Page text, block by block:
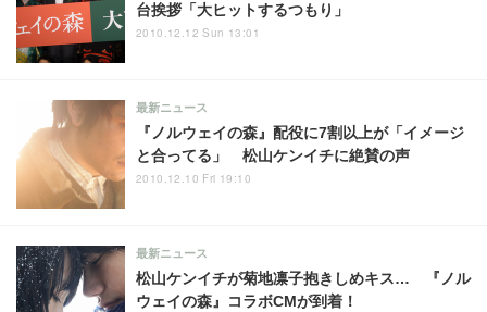
台挨拶「大ヒットするつもり」
2010.12.12 Sun 13:01
『ノルウェイの森』配役に7割以上が「イメージ
と合ってる」 松山ケンイチに絶賛の声
最新ニュース
2010.12.10 Fri 19:10
松山ケンイチが菊地凛子抱きしめキス… 『ノル
ウェイの森』コラボCMが到着！
最新ニュース